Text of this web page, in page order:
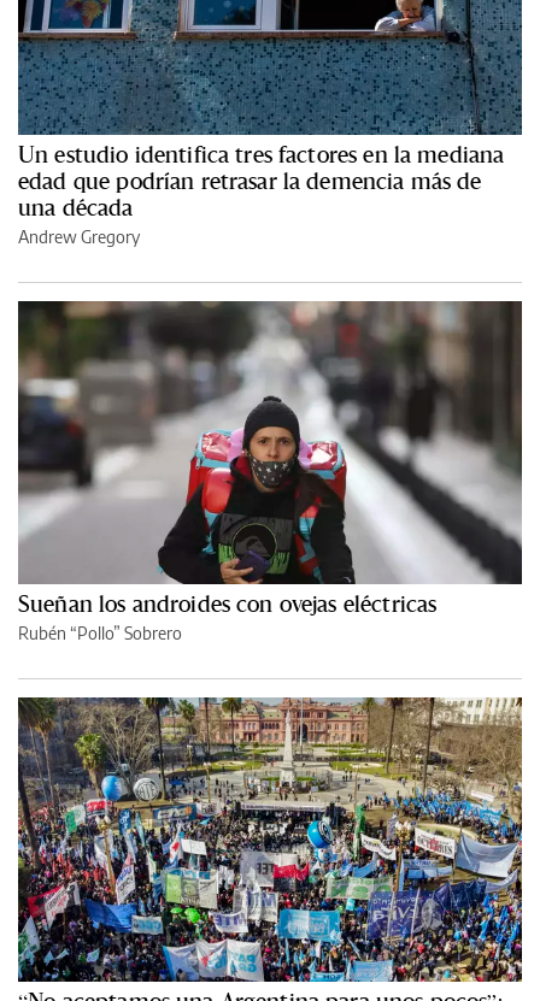
Un estudio identifica tres factores en la mediana
edad que podrían retrasar la demencia más de
una década
Andrew Gregory
Sueñan los androides con ovejas eléctricas
Rubén “Pollo” Sobrero